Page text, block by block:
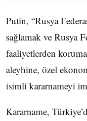
Putin, “Rusya
sağlamak ve Rusya
faaliyetlerden
aleyhine, özel
isimli kararnameyi
Kararname,